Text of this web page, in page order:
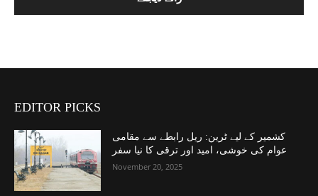
EDITOR PICKS
کشمیر کے لیے ٹرین: ریل رابطے سے مقامی
عوام کی خوشی، امید اور ترقی کا نیا سفر
November 20, 2025